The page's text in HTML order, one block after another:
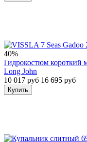
40%
Гидрокостюм короткий
Long John
10 017 руб 16 695 руб
Купить